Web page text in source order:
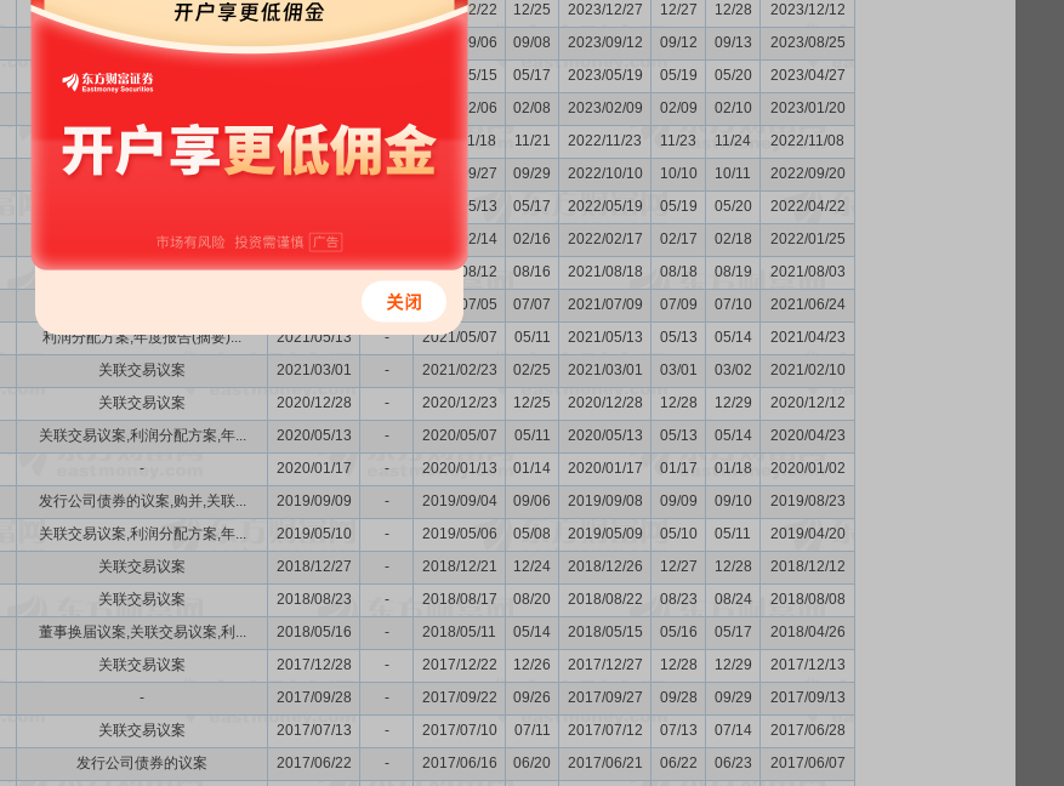
购并,关联交易议案 2023/12/27 2023/12/22 12/25 2023/12/27 12/27 12/28
2023/12/12
- 2023/09/12 - 2023/09/06 09/08 2023/09/12 09/12 09/13
2023/08/25
利润分配方案,年度报告(摘要)... 2023/05/15 05/17 2023/05/19 05/19 05/20
2023/04/27
2023/02/06 02/08 2023/02/09 02/09 02/10
2023/01/20
- 2022/11/23 - 2022/11/18 11/21 2022/11/23 11/23 11/24
2022/11/08
关联交易议案 2022/10/10 - 2022/09/27 09/29 2022/10/10 10/10 10/11
2022/09/20
2022/05/13 05/17 2022/05/19 05/19 05/20
2022/04/22
关联交易议案 2022/02/17 2022/02/14 02/16 2022/02/17 02/17 02/18
2022/01/25
关联交易议案 2021/08/18 - 2021/08/12 08/16 2021/08/18 08/18 08/19
2021/08/03
- 2021/07/05 07/07 2021/07/09 07/09 07/10
2021/06/24
利润分配方案,年度报告(摘要)... 2021/05/13 - 2021/05/07 05/11 2021/05/13 05/13 05/14
2021/04/23
关联交易议案 2021/03/01 - 2021/02/23 02/25 2021/03/01 03/01 03/02
2021/02/10
关联交易议案 2020/12/28 - 2020/12/23 12/25 2020/12/28 12/28 12/29
2020/12/12
关联交易议案,利润分配方案,年... 2020/05/13 - 2020/05/07 05/11 2020/05/13 05/13 05/14
2020/04/23
- 2020/01/17 - 2020/01/13 01/14 2020/01/17 01/17 01/18
2020/01/02
发行公司债券的议案,购并,关联... 2019/09/09 - 2019/09/04 09/06 2019/09/08 09/09 09/10
2019/08/23
关联交易议案,利润分配方案,年... 2019/05/10 - 2019/05/06 05/08 2019/05/09 05/10 05/11
2019/04/20
关联交易议案 2018/12/27 - 2018/12/21 12/24 2018/12/26 12/27 12/28
2018/12/12
关联交易议案 2018/08/23 - 2018/08/17 08/20 2018/08/22 08/23 08/24
2018/08/08
董事换届议案,关联交易议案,利... 2018/05/16 - 2018/05/11 05/14 2018/05/15 05/16 05/17
2018/04/26
关联交易议案 2017/12/28 - 2017/12/22 12/26 2017/12/27 12/28 12/29
2017/12/13
- 2017/09/28 - 2017/09/22 09/26 2017/09/27 09/28 09/29
2017/09/13
关联交易议案 2017/07/13 - 2017/07/10 07/11 2017/07/12 07/13 07/14
2017/06/28
发行公司债券的议案 2017/06/22 - 2017/06/16 06/20 2017/06/21 06/22 06/23
2017/06/07